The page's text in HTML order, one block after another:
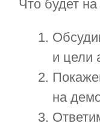
Нажимая на кнопку,